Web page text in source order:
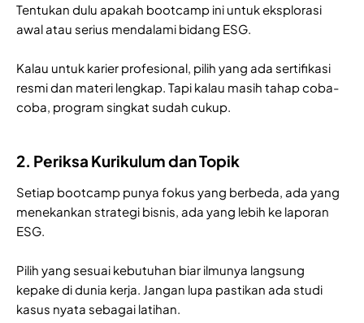
Tentukan dulu apakah bootcamp ini untuk eksplorasi
awal atau serius mendalami bidang ESG.
Kalau untuk karier profesional, pilih yang ada sertifikasi
resmi dan materi lengkap. Tapi kalau masih tahap coba-
coba, program singkat sudah cukup.
2. Periksa Kurikulum dan Topik
Setiap bootcamp punya fokus yang berbeda, ada yang
menekankan strategi bisnis, ada yang lebih ke laporan
ESG.
Pilih yang sesuai kebutuhan biar ilmunya langsung
kepake di dunia kerja. Jangan lupa pastikan ada studi
kasus nyata sebagai latihan.